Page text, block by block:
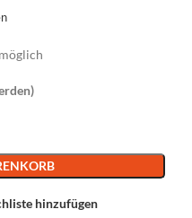
hinzufügen